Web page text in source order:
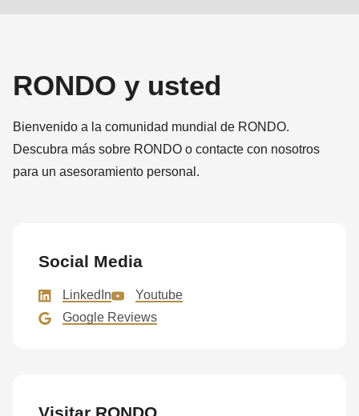
#1
of
type
string
Drupal\rondo_contact\ContactService-
{closure}
()
RONDO y usted
Bienvenido a la comunidad mundial de RONDO.
Descubra más sobre RONDO o contacte con nosotros
para un asesoramiento personal.
Social Media
LinkedIn
Youtube
Google Reviews
Visitar RONDO